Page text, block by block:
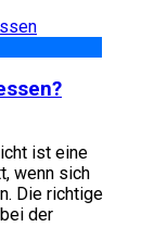
ist eine
wenn sich
Die richtige
der